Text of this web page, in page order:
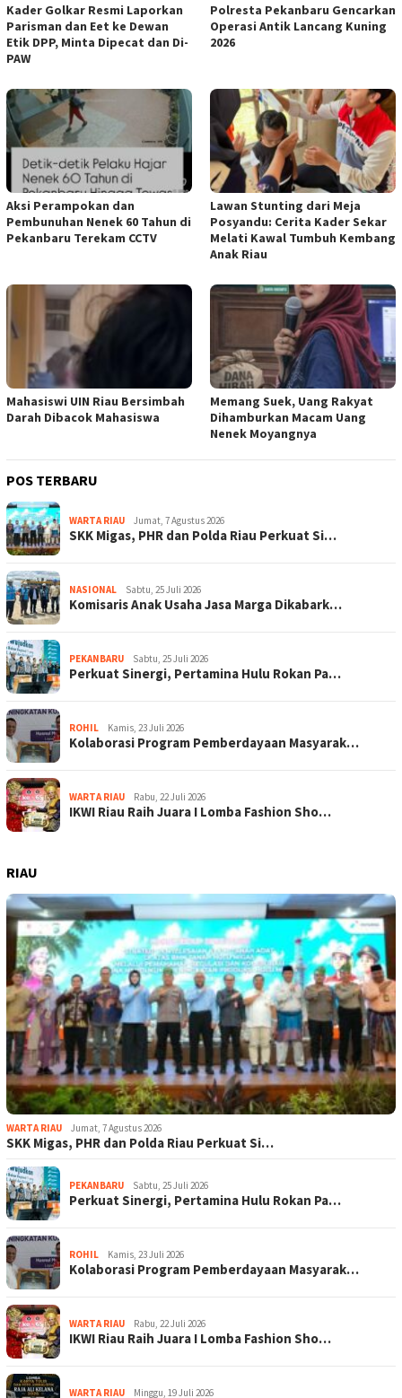
Kader Golkar Resmi Laporkan
Parisman dan Eet ke Dewan
Etik DPP, Minta Dipecat dan Di-
PAW
Polresta Pekanbaru Gencarkan
Operasi Antik Lancang Kuning
2026
Aksi Perampokan dan
Pembunuhan Nenek 60 Tahun di
Pekanbaru Terekam CCTV
Lawan Stunting dari Meja
Posyandu: Cerita Kader Sekar
Melati Kawal Tumbuh Kembang
Anak Riau
Mahasiswi UIN Riau Bersimbah
Darah Dibacok Mahasiswa
Memang Suek, Uang Rakyat
Dihamburkan Macam Uang
Nenek Moyangnya
POS TERBARU
WARTA RIAU Jumat, 7 Agustus 2026
SKK Migas, PHR dan Polda Riau Perkuat Si…
NASIONAL Sabtu, 25 Juli 2026
Komisaris Anak Usaha Jasa Marga Dikabark…
PEKANBARU Sabtu, 25 Juli 2026
Perkuat Sinergi, Pertamina Hulu Rokan Pa…
ROHIL Kamis, 23 Juli 2026
Kolaborasi Program Pemberdayaan Masyarak…
WARTA RIAU Rabu, 22 Juli 2026
IKWI Riau Raih Juara I Lomba Fashion Sho…
RIAU
WARTA RIAU Jumat, 7 Agustus 2026
SKK Migas, PHR dan Polda Riau Perkuat Si…
PEKANBARU Sabtu, 25 Juli 2026
Perkuat Sinergi, Pertamina Hulu Rokan Pa…
ROHIL Kamis, 23 Juli 2026
Kolaborasi Program Pemberdayaan Masyarak…
WARTA RIAU Rabu, 22 Juli 2026
IKWI Riau Raih Juara I Lomba Fashion Sho…
WARTA RIAU Minggu, 19 Juli 2026